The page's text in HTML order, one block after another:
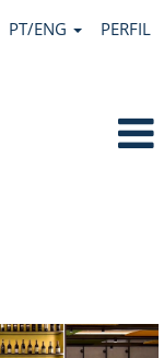
PT/ENG PERFIL